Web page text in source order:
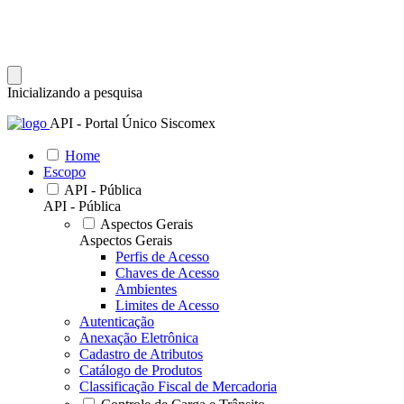
Inicializando a pesquisa
API - Portal Único Siscomex
Home
Escopo
API - Pública
API - Pública
Aspectos Gerais
Aspectos Gerais
Perfis de Acesso
Chaves de Acesso
Ambientes
Limites de Acesso
Autenticação
Anexação Eletrônica
Cadastro de Atributos
Catálogo de Produtos
Classificação Fiscal de Mercadoria